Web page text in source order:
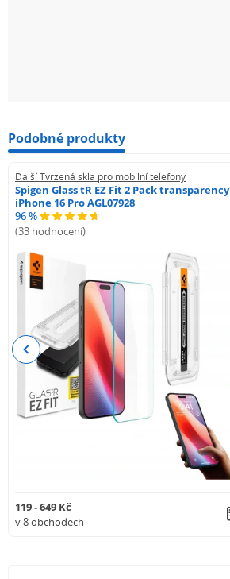
Podobné produkty
Další Tvrzená skla pro mobilní telefony
Spigen Glass tR EZ Fit 2 Pack transparency
iPhone 16 Pro AGL07928
96 %
(33 hodnocení)
119 - 649 Kč
v 8 obchodech
Previous